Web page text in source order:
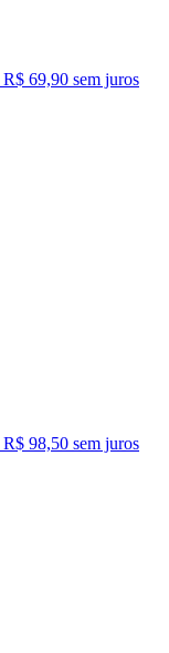
R$ 69,90 sem juros
R$ 98,50 sem juros